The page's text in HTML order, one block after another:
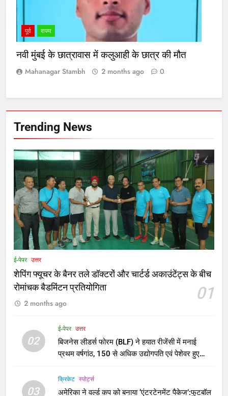
पूर्व राज्य
नवी मुंबई के छात्रावास में कलुआही के छात्र की मौत
Mahanagar Stambh 2 months ago 0
Trending News
ई-पेपर उत्तर
शेपिंग फ्यूचर के बैनर तले डॉक्टरों और चार्टर्ड अकाउंटेंट्स के बीच
रोमांचक बैडमिंटन प्रतियोगिता
01
2 months ago
02
ई-पेपर उत्तर
बिजनेस लीडर्स फोरम (BLF) ने हयात रीजेंसी में मनाई
प्रथम वर्षगांठ, 150 से अधिक उद्योगपति एवं पेशेवर हुए
03
क्रिकेट ‎स्पोर्ट्स
अमेरिका ने वर्ल्ड कप को बनाया ‘एंटरटेनमेंट पैकेज’:फुटबॉल